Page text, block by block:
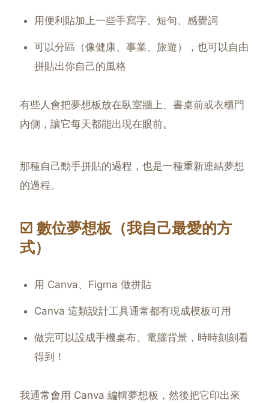
用便利貼加上一些手寫字、短句、感覺詞
可以分區（像健康、事業、旅遊），也可以自由
拼貼出你自己的風格
有些人會把夢想板放在臥室牆上、書桌前或衣櫃門
內側，讓它每天都能出現在眼前。
那種自己動手拼貼的過程，也是一種重新連結夢想
的過程。
☑️ 數位夢想板（我自己最愛的方
式）
用 Canva、Figma 做拼貼
Canva 這類設計工具通常都有現成模板可用
做完可以設成手機桌布、電腦背景，時時刻刻看
得到！
我通常會用 Canva 編輯夢想板，然後把它印出來